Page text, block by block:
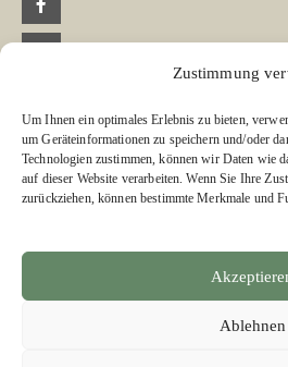
Zustimmung
Um Ihnen ein optimales Erlebnis zu bieten,
um Geräteinformationen zu speichern und/oder
Technologien zustimmen, können wir Daten wie
auf dieser Website verarbeiten. Wenn Sie Ihre
zurückziehen, können bestimmte Merkmale und
Ablehnen
Links zu unseren
Edition Bärenklau
BÄRENKLAU EXKLUSIV